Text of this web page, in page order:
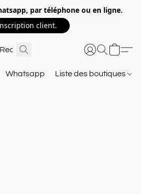
par téléphone ou en ligne.
client.
Whatsapp Liste des boutiques